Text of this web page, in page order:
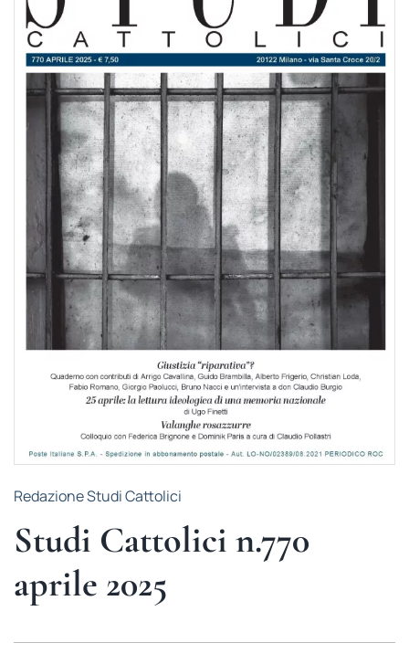
BIOGRAFIE
ATTUALITÀ
Redazione Studi Cattolici
Studi Cattolici n.770
aprile 2025